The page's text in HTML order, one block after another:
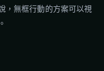
，無框行動的方案可以視